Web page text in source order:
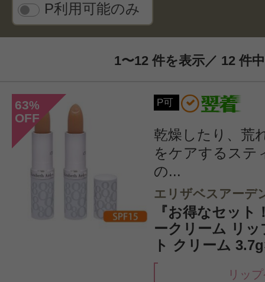
P利用可能のみ
1〜12 件を表示／ 12 件中
63%
OFF
P可
乾燥したり、荒
をケアするステ
の...
エリザベスアーデ
『お得なセッ
ークリーム リ
ト クリーム
リッ